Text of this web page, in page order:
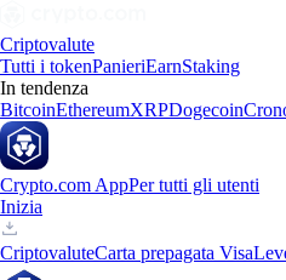
Criptovalute
Tutti i tokenPanieriEarnStaking
In tendenza
BitcoinEthereumXRPDogecoin
Crypto.com AppPer tutti gli utenti
Inizia
CriptovaluteCarta prepagata Visa